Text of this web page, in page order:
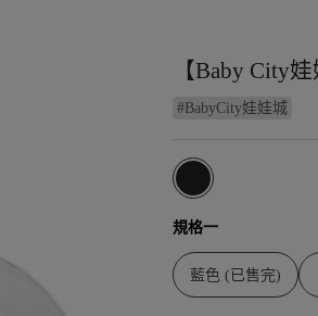
【Baby City
# BabyCity娃娃城
規格一
藍色 (已售完)